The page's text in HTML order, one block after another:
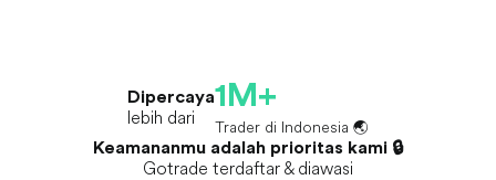
Dipercaya
lebih dari
1M+
Trader di Indonesia 🌏
Keamananmu adalah prioritas kami 🔒
Gotrade terdaftar & diawasi